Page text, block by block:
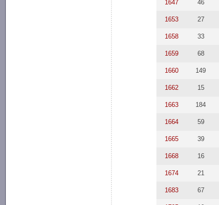
1647 46
1653 27
1658 33
1659 68
1660 149
1662 15
1663 184
1664 59
1665 39
1668 16
1674 21
1683 67